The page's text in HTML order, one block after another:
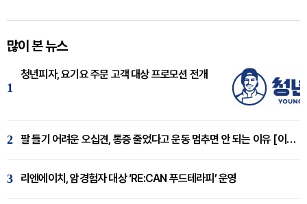
많이 본 뉴스
1
청년피자, 요기요 주문 고객 대상 프로모션 전개
2 팔 들기 어려운 오십견, 통증 줄었다고 운동 멈추면 안 되는 이유 [이병욱 원장 칼럼]
3 리엔에이치, 암경험자 대상 ‘RE:CAN 푸드테라피’ 운영